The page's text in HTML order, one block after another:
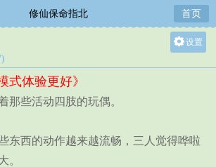
修仙保命指北 首页
设置
式体验更好》
些活动四肢的玩偶。
西的动作越来越流畅，三人觉得哗啦
。